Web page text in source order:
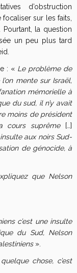
d’obstruction
sur les faits,
la question
un peu plus tard
: « Le problème de
mente sur Israël,
mémorielle à
du sud, il n’y avait
moins de président
cours suprême[…]
aux noirs Sud-
de génocide, à
que Nelson
c’est une insulte
du Sud, Nelson
».
chose, c’est